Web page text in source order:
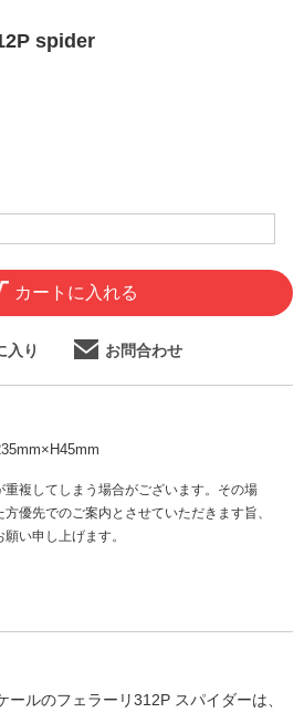
spider
カートに入れる
入り お問合わせ
複してしまう場合がございます。その場
優先でのご案内とさせていただきます旨、
い申し上げます。
ールのフェラーリ312P スパイダーは、